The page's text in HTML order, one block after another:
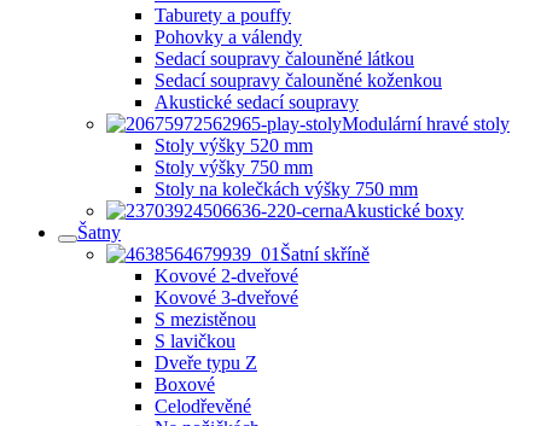
Taburety a pouffy
Pohovky a válendy
Sedací soupravy čalouněné látkou
Sedací soupravy čalouněné koženkou
Akustické sedací soupravy
Modulární hravé stoly
Stoly výšky 520 mm
Stoly výšky 750 mm
Stoly na kolečkách výšky 750 mm
Akustické boxy
Šatny
Šatní skříně
Kovové 2-dveřové
Kovové 3-dveřové
S mezistěnou
S lavičkou
Dveře typu Z
Boxové
Celodřevěné